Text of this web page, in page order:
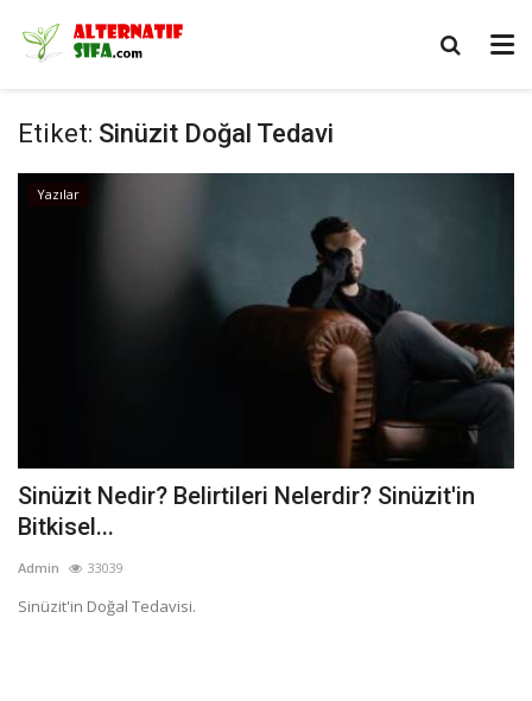
Etiket: Sinüzit Doğal Tedavi
Yazılar
Sinüzit Nedir? Belirtileri Nelerdir? Sinüzit'in
Bitkisel...
Admin 33039
Sinüzit'in Doğal Tedavisi.